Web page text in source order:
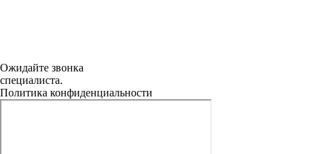
Ожидайте звонка
специалиста.
Политика конфиденциальности